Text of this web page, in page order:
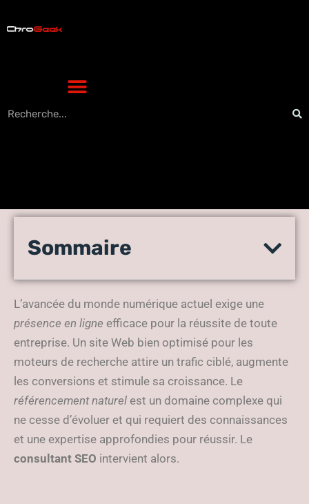
Les avantages de collaborer
votre entreprise
Sommaire
L’avancée du monde numérique actuel exige une
présence en ligne efficace pour la réussite de toute
entreprise. Un site Web bien optimisé pour les
moteurs de recherche attire un trafic ciblé, augmente
les conversions et stimule sa croissance. Le
référencement naturel est un domaine complexe qui
ne cesse d’évoluer et qui requiert des connaissances
et une expertise approfondies pour réussir. Le
consultant SEO intervient alors.